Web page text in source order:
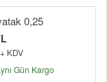
0,25
KDV
Gün Kargo